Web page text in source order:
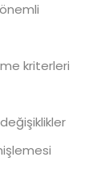
önemli
kriterleri